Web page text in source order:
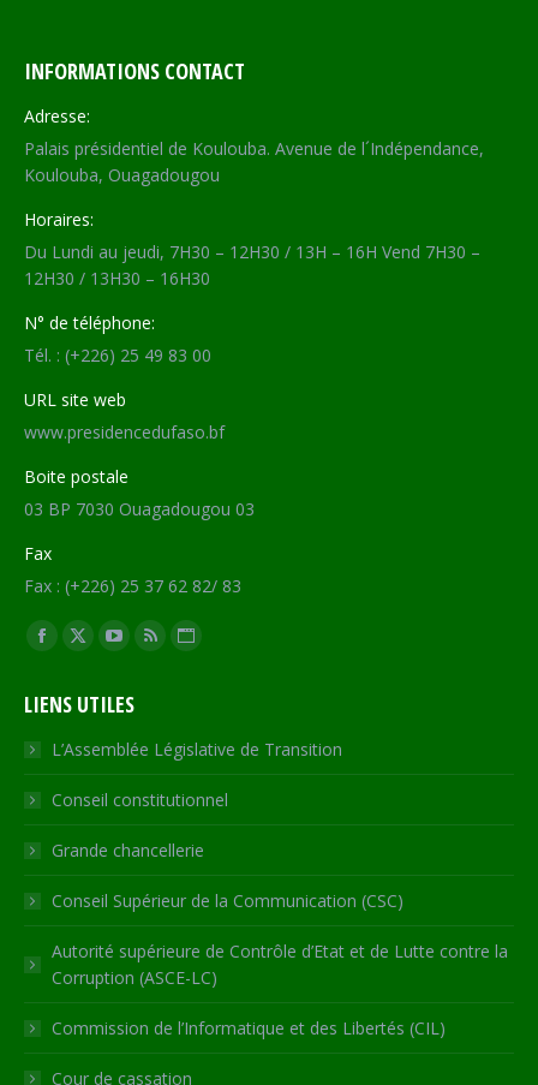
INFORMATIONS CONTACT
Adresse:
Palais présidentiel de Koulouba. Avenue de l´Indépendance,
Koulouba, Ouagadougou
Horaires:
Du Lundi au jeudi, 7H30 – 12H30 / 13H – 16H Vend 7H30 –
12H30 / 13H30 – 16H30
N° de téléphone:
Tél. : (+226) 25 49 83 00
URL site web
www.presidencedufaso.bf
Boite postale
03 BP 7030 Ouagadougou 03
Fax
Fax : (+226) 25 37 62 82/ 83
Trouvez nous sur :
Facebook
opens
in
new
window
X
opens
in
new
window
YouTube
opens
in
new
window
RSS
in
new
window
Site
opens
in
new
LIENS UTILES
L’Assemblée Législative de Transition
Conseil constitutionnel
Grande chancellerie
Conseil Supérieur de la Communication (CSC)
Autorité supérieure de Contrôle d’Etat et de Lutte contre la
Corruption (ASCE-LC)
Commission de l’Informatique et des Libertés (CIL)
Cour de cassation